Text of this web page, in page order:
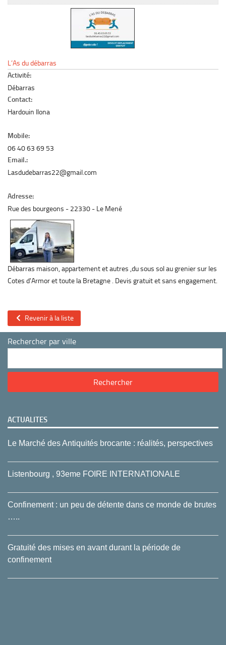
Le marché du mobilier d’occasion
L’As du débarras
Activité:
Débarras
Contact:
Hardouin Ilona
Mobile:
06 40 63 69 53
Email.:
Lasdudebarras22@gmail.com
Adresse:
Rue des bourgeons 22330 Le Mené
Débarras maison, appartement et autres ,du sous sol au grenier sur les
Cotes d'Armor et toute la Bretagne . Devis gratuit et sans engagement.
Revenir à la liste
Rechercher par ville
ACTUALITES
Le Marché des Antiquités brocante : réalités, perspectives
Listenbourg , 93eme FOIRE INTERNATIONALE
Confinement : un peu de détente dans ce monde de brutes
…..
Gratuité des mises en avant durant la période de
confinement